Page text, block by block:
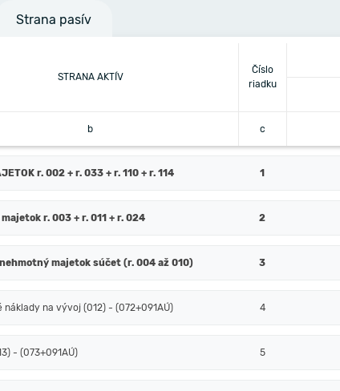
Strana pasív
STRANA AKTÍV
Číslo
riadku
b c
r. 002 + r. 033 + r. 110 + r. 114 1
majetok r. 003 + r. 011 + r. 024 2
majetok súčet (r. 004 až 010) 3
náklady na vývoj (012) - (072+091AÚ) 4
- (073+091AÚ) 5